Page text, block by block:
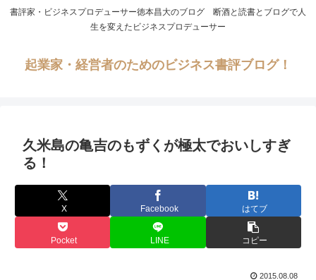
書評家・ビジネスプロデューサー徳本昌大のブログ 断酒と読書とブログで人
生を変えたビジネスプロデューサー
起業家・経営者のためのビジネス書評ブログ！
久米島の亀吉のもずくが極太でおいしすぎ
る！
X Facebook はてブ
Pocket LINE コピー
2015.08.08